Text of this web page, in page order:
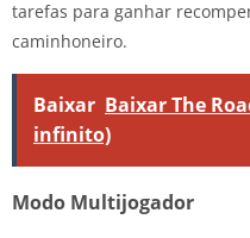
tarefas para ganhar
caminhoneiro.
Baixar Baixar The
infinito)
Modo Multijogador